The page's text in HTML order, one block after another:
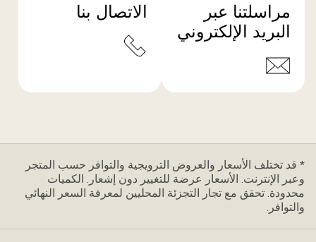
مراسلتنا عبر
البريد الإلكتروني
الاتصال بنا
* قد تختلف الأسعار والعروض الترويجية والتوافر حسب المتجر
وعبر الإنترنت. الأسعار عرضة للتغيير دون إشعار. الكميات
محدودة. تحقق مع تجار التجزئة المحليين لمعرفة السعر النهائي
والتوافر.